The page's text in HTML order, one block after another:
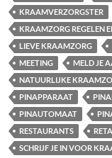
KRAAMVERZORGSTER
KRAAMZORG REGELEN
LIEVE KRAAMZORG
MEETING
MELD JE
NATUURLIJKE
PINAPPARAAT
PINAUTOMAAT
RESTAURANTS
SCHRIJF JE IN VOOR